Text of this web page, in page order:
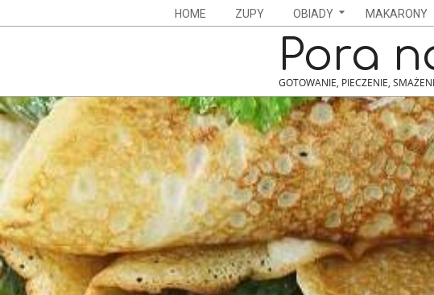
to
Menu
HOME ZUPY OBIADY MAKARONY
Pora
GOTOWANIE, PIECZENIE,